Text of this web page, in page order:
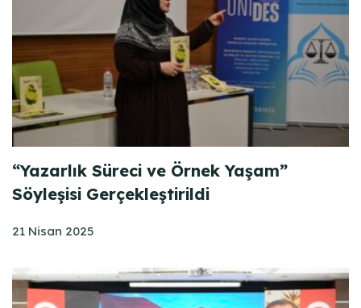
“Yazarlık Süreci ve Örnek Yaşam”
Söyleşisi Gerçekleştirildi
21 Nisan 2025